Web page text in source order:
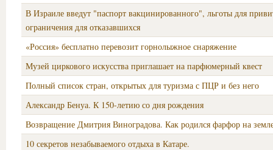
В Израиле введут "паспорт вакцинированного", льготы для
ограничения для отказавшихся
«Россия» бесплатно перевозит горнолыжное снаряжение
Музей циркового искусства приглашает на парфюмерный квест
Полный список стран, открытых для туризма с ПЦР и без него
Александр Бенуа. К 150-летию со дня рождения
Возвращение Дмитрия Виноградова. Как родился фарфор на
10 секретов незабываемого отдыха в Катаре.